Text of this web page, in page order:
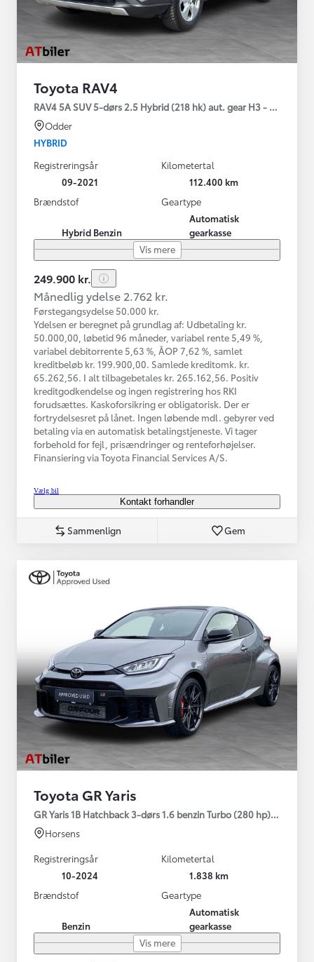
Toyota RAV4
RAV4 5A SUV 5-dørs 2.5 Hybrid (218 hk) aut. gear H3 - Comfort
Odder
HYBRID
Registreringsår
09-2021
Kilometertal
112.400 km
Brændstof
Hybrid Benzin
Geartype
Automatisk
gearkasse
Vis mere
249.900 kr.
Månedlig ydelse 2.762 kr.
Førstegangsydelse 50.000 kr.
Ydelsen er beregnet på grundlag af: Udbetaling kr.
50.000,00, løbetid 96 måneder, variabel rente 5,49 %,
variabel debitorrente 5,63 %, ÅOP 7,62 %, samlet
kreditbeløb kr. 199.900,00. Samlede kreditomk. kr.
65.262,56. I alt tilbagebetales kr. 265.162,56. Positiv
kreditgodkendelse og ingen registrering hos RKI
forudsættes. Kaskoforsikring er obligatorisk. Der er
fortrydelsesret på lånet. Ingen løbende mdl. gebyrer ved
betaling via en automatisk betalingstjeneste. Vi tager
forbehold for fejl, prisændringer og renteforhøjelser.
Finansiering via Toyota Financial Services A/S.
Vælg bil
Kontakt forhandler
Sammenlign Gem
Toyota GR Yaris
GR Yaris 1B Hatchback 3-dørs 1.6 benzin Turbo (280 hp) Aut.
Horsens
Registreringsår
10-2024
Kilometertal
1.838 km
Brændstof
Benzin
Geartype
Automatisk
gearkasse
Vis mere